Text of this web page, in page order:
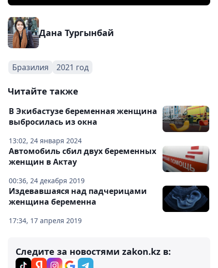
Дана Тургынбай
Бразилия 2021 год
Читайте также
13:02, 24 января 2024
В Экибастузе беременная женщина
выбросилась из окна
00:36, 24 декабря 2019
Автомобиль сбил двух беременных
женщин в Актау
17:34, 17 апреля 2019
Издевавшаяся над падчерицами
женщина беременна
Следите за новостями zakon.kz в: